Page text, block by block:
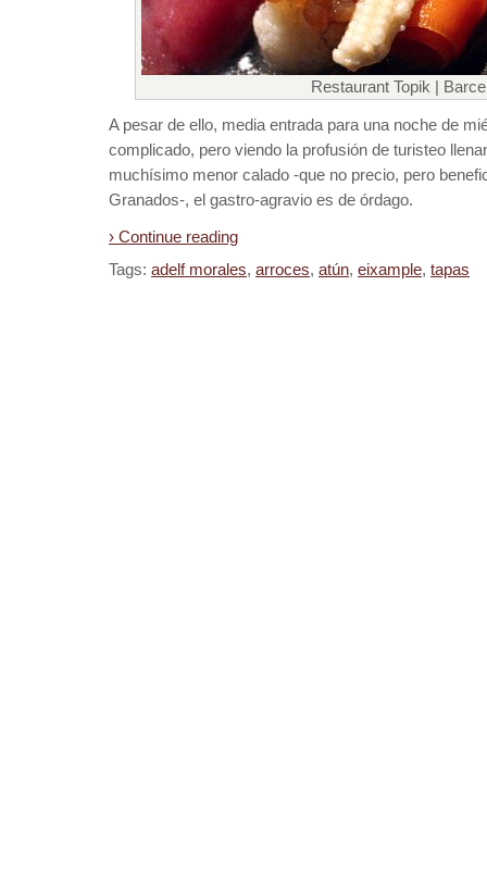
Restaurant Topik |
A pesar de ello, media entrada para una noche de
complicado, pero viendo la profusión de turisteo
muchísimo menor calado -que no precio, pero
Granados-, el gastro-agravio es de órdago.
› Continue reading
Tags: adelf morales, arroces, atún, eixample, tapas